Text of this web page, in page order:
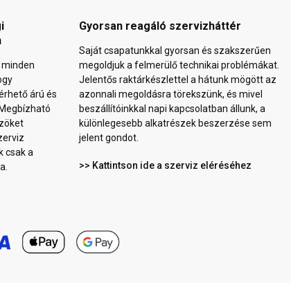
árú és
csak a
Gyorsan reagáló szervizháttér
Saját csapatunkkal gyorsan és szakszerűen
megoldjuk a felmerülő technikai problémákat.
Jelentős raktárkészlettel a hátunk mögött az
azonnali megoldásra törekszünk, és mivel
beszállítóinkkal napi kapcsolatban állunk, a
különlegesebb alkatrészek beszerzése sem
jelent gondot.
>> Kattintson ide a szerviz eléréséhez